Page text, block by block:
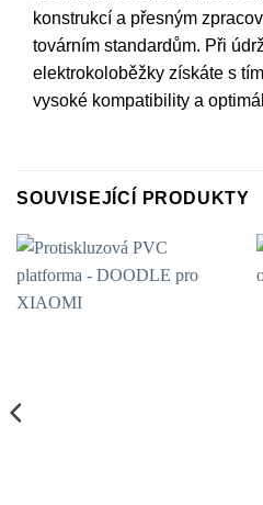
konstrukcí a přesným
továrním standardům. Při
elektrokoloběžky získáte s
vysoké kompatibility a
SOUVISEJÍCÍ PRODUKTY